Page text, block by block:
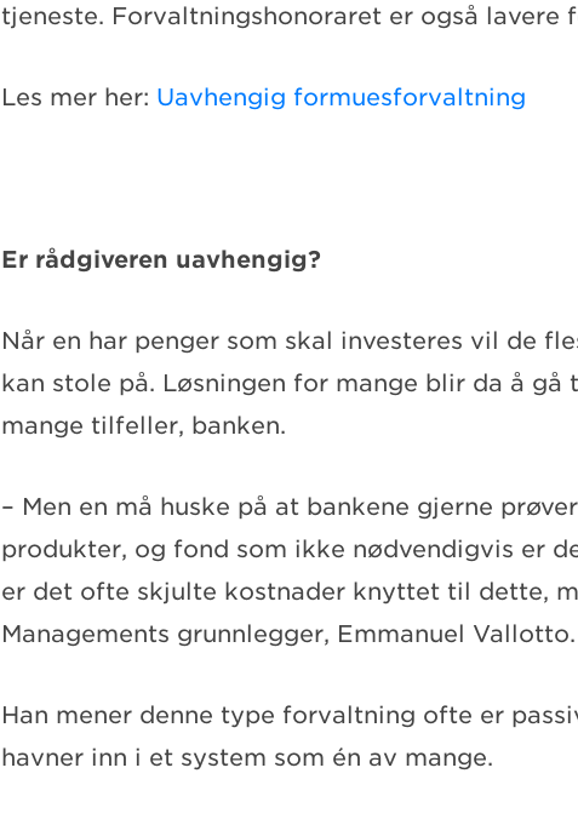
tjeneste. Forvaltningshonoraret er også lavere
Les mer her: Uavhengig formuesforvaltning
Er rådgiveren uavhengig?
Når en har penger som skal investeres vil de
kan stole på. Løsningen for mange blir da å gå
mange tilfeller, banken.
– Men en må huske på at bankene gjerne
produkter, og fond som ikke nødvendigvis er
er det ofte skjulte kostnader knyttet til dette,
Managements grunnlegger, Emmanuel Vallotto.
Han mener denne type forvaltning ofte er
havner inn i et system som én av mange.